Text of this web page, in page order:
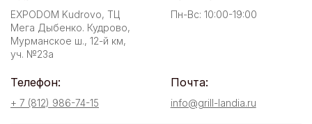
EXPODOM Kudrovo, ТЦ
Мега Дыбенко. Кудрово,
Мурманское ш., 12-й км,
уч. №23а
Пн-Вс: 10:00-19:00
Телефон:
+ 7 (812) 986-74-15
Почта:
info@grill-landia.ru